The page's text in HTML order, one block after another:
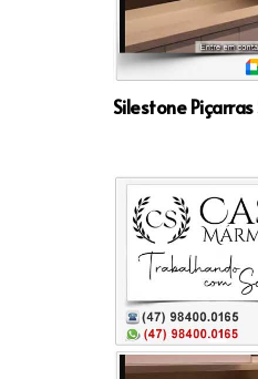
Silestone Piçarras